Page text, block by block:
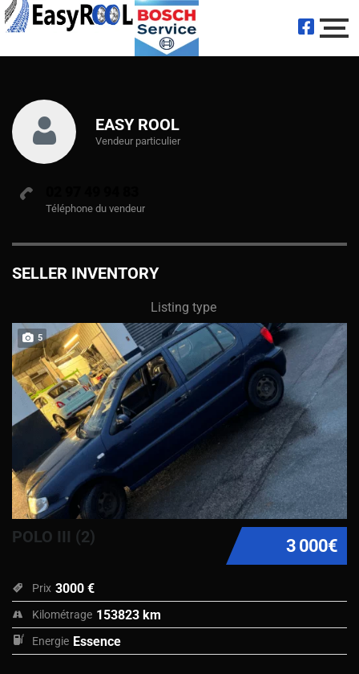
EASY ROOL
Vendeur particulier
Téléphone du vendeur
SELLER INVENTORY
Listing type
5
3 000€
POLO III (2)
Prix 3000 €
Kilométrage 153823 km
Energie Essence